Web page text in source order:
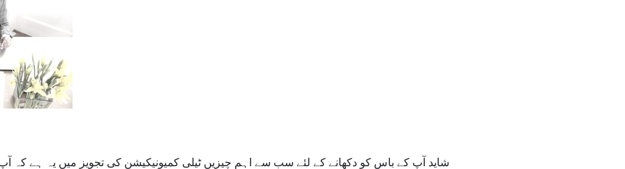
شاید آپ کے باس کو دکھانے کے لئے سب سے اہم چیزیں ٹیلی کمیونیکیشن کی تجویز میں یہ ہے کہ